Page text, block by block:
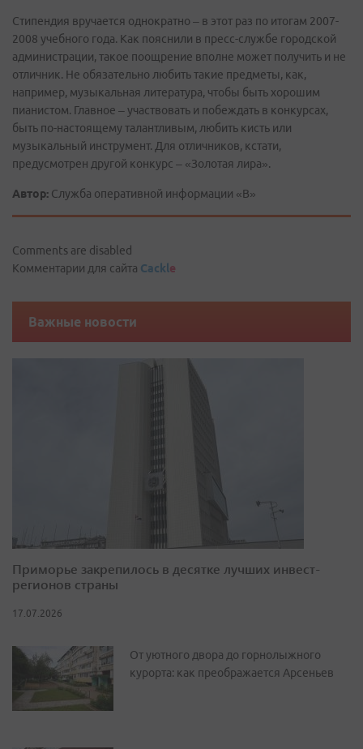
Стипендия вручается однократно – в этот раз по итогам 2007-
2008 учебного года. Как пояснили в пресс-службе городской
администрации, такое поощрение вполне может получить и не
отличник. Не обязательно любить такие предметы, как,
например, музыкальная литература, чтобы быть хорошим
пианистом. Главное – участвовать и побеждать в конкурсах,
быть по-настоящему талантливым, любить кисть или
музыкальный инструмент. Для отличников, кстати,
предусмотрен другой конкурс – «Золотая лира».
Автор: Служба оперативной информации «В»
Comments are disabled
Комментарии для сайта Cackle
Важные новости
Приморье закрепилось в десятке лучших инвест-
регионов страны
17.07.2026
От уютного двора до горнолыжного
курорта: как преображается Арсеньев